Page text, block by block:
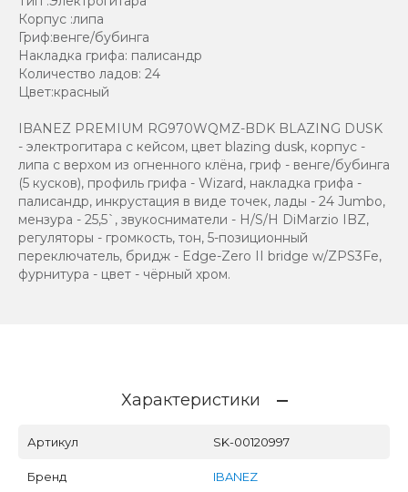
Корпус :липа
Гриф:венге/бубинга
Накладка грифа: палисандр
Количество ладов: 24
Цвет:красный
IBANEZ PREMIUM RG970WQMZ-BDK BLAZING DUSK
- электрогитара c кейсом, цвет blazing dusk, корпус -
липа с верхом из огненного клёна, гриф - венге/бубинга
(5 кусков), профиль грифа - Wizard, накладка грифа -
палисандр, инкрустация в виде точек, лады - 24 Jumbo,
мензура - 25,5`, звукосниматели - H/S/H DiMarzio IBZ,
регуляторы - громкость, тон, 5-позиционный
переключатель, бридж - Edge-Zero II bridge w/ZPS3Fe,
фурнитура - цвет - чёрный хром.
Характеристики
Артикул SK-00120997
Бренд IBANEZ